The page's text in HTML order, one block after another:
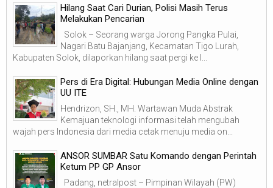
Hilang Saat Cari Durian, Polisi Masih Terus
Melakukan Pencarian
Solok – Seorang warga Jorong Pangka Pulai,
Nagari Batu Bajanjang, Kecamatan Tigo Lurah,
Kabupaten Solok, dilaporkan hilang saat pergi ke l...
Pers di Era Digital: Hubungan Media Online dengan
UU ITE
Hendrizon, SH., MH. Wartawan Muda Abstrak
Kemajuan teknologi informasi telah mengubah
wajah pers Indonesia dari media cetak menuju media on...
ANSOR SUMBAR Satu Komando dengan Perintah
Ketum PP GP Ansor
Padang, netralpost – Pimpinan Wilayah (PW)